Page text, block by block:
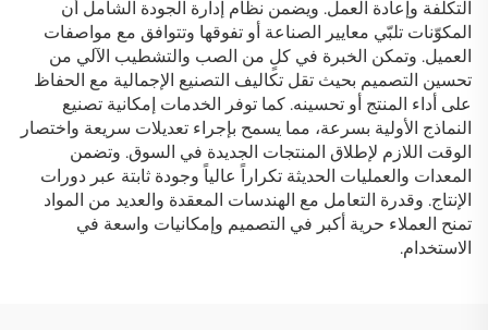
التكلفة وإعادة العمل. ويضمن نظام إدارة الجودة الشامل أن
المكوّنات تلبّي معايير الصناعة أو تفوقها وتتوافق مع مواصفات
العميل. وتمكن الخبرة في كلٍ من الصب والتشطيب الآلي من
تحسين التصميم بحيث تقل تكاليف التصنيع الإجمالية مع الحفاظ
على أداء المنتج أو تحسينه. كما توفر الخدمات إمكانية تصنيع
النماذج الأولية بسرعة، مما يسمح بإجراء تعديلات سريعة واختصار
الوقت اللازم لإطلاق المنتجات الجديدة في السوق. وتضمن
المعدات والعمليات الحديثة تكراراً عالياً وجودة ثابتة عبر دورات
الإنتاج. وقدرة التعامل مع الهندسات المعقدة والعديد من المواد
تمنح العملاء حرية أكبر في التصميم وإمكانيات واسعة في
الاستخدام.